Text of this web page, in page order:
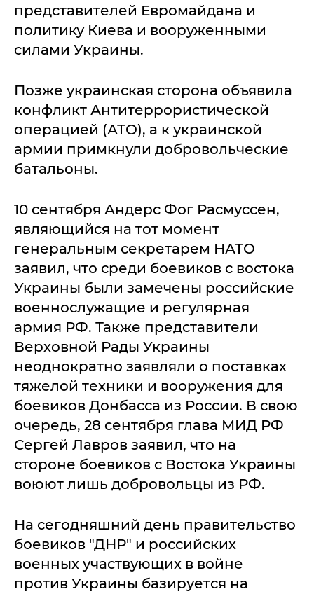
представителей Евромайдана и
политику Киева и вооруженными
силами Украины.
Позже украинская сторона объявила
конфликт Антитеррористической
операцией (АТО), а к украинской
армии примкнули добровольческие
батальоны.
10 сентября Андерс Фог Расмуссен,
являющийся на тот момент
генеральным секретарем НАТО
заявил, что среди боевиков с востока
Украины были замечены российские
военнослужащие и регулярная
армия РФ. Также представители
Верховной Рады Украины
неоднократно заявляли о поставках
тяжелой техники и вооружения для
боевиков Донбасса из России. В свою
очередь, 28 сентября глава МИД РФ
Сергей Лавров заявил, что на
стороне боевиков с Востока Украины
воюют лишь добровольцы из РФ.
На сегодняшний день правительство
боевиков "ДНР" и российских
военных участвующих в войне
против Украины базируется на